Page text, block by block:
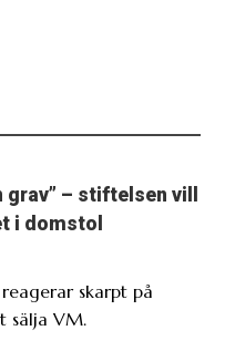
– stiftelsen vill
i domstol
skarpt på
sälja VM.